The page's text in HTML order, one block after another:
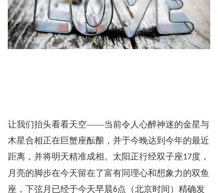
让我们抬头看看天空——当前令人心醉神迷的金星与
木星合相正在巨蟹座酝酿，并于今晚达到今年的最近
距离，并将明天精准成相。太阳正行经双子座17度，
月亮的脚步在今天留在了富有同理心和想象力的双鱼
座，下弦月已经于今天早晨6点（北京时间）精确发